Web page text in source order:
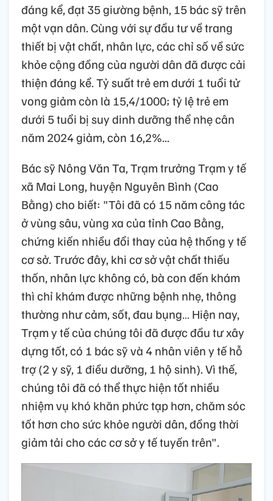
đáng kể, đạt 35 giường bệnh, 15 bác sỹ trên
một vạn dân. Cùng với sự đầu tư về trang
thiết bị vật chất, nhân lực, các chỉ số về sức
khỏe cộng đồng của người dân đã được cải
thiện đáng kể. Tỷ suất trẻ em dưới 1 tuổi tử
vong giảm còn là 15,4/1000; tỷ lệ trẻ em
dưới 5 tuổi bị suy dinh dưỡng thể nhẹ cân
năm 2024 giảm, còn 16,2%...
Bác sỹ Nông Văn Ta, Trạm trưởng Trạm y tế
xã Mai Long, huyện Nguyên Bình (Cao
Bằng) cho biết: "Tôi đã có 15 năm công tác
ở vùng sâu, vùng xa của tỉnh Cao Bằng,
chứng kiến nhiều đổi thay của hệ thống y tế
cơ sở. Trước đây, khi cơ sở vật chất thiếu
thốn, nhân lực không có, bà con đến khám
thì chỉ khám được những bệnh nhẹ, thông
thường như cảm, sốt, đau bụng… Hiện nay,
Trạm y tế của chúng tôi đã được đầu tư xây
dựng tốt, có 1 bác sỹ và 4 nhân viên y tế hỗ
trợ (2 y sỹ, 1 điều dưỡng, 1 hộ sinh). Vì thế,
chúng tôi đã có thể thực hiện tốt nhiều
nhiệm vụ khó khăn phức tạp hơn, chăm sóc
tốt hơn cho sức khỏe người dân, đồng thời
giảm tải cho các cơ sở y tế tuyến trên".